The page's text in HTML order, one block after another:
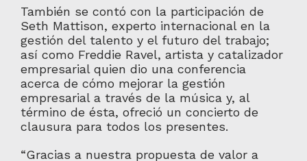
También se contó con la participación de
Seth Mattison, experto internacional en la
gestión del talento y el futuro del trabajo;
así como Freddie Ravel, artista y catalizador
empresarial quien dio una conferencia
acerca de cómo mejorar la gestión
empresarial a través de la música y, al
término de ésta, ofreció un concierto de
clausura para todos los presentes.
“Gracias a nuestra propuesta de valor a